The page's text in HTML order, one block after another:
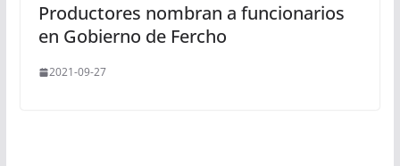
Productores nombran a funcionarios
en Gobierno de Fercho
2021-09-27